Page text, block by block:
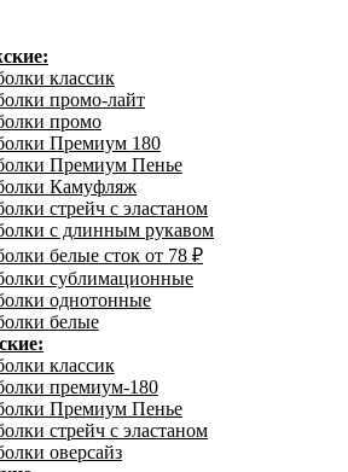
классик
промо-лайт
промо
Премиум 180
Премиум Пенье
Камуфляж
стрейч с эластаном
с длинным рукавом
белые сток от 78 ₽
сублимационные
однотонные
белые
классик
премиум-180
Премиум Пенье
стрейч с эластаном
оверсайз